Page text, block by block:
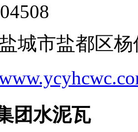
城市盐都区
团水泥瓦